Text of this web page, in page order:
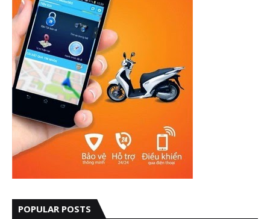
POPULAR POSTS